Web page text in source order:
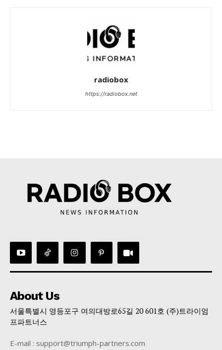
radiobox
https://radiobox.net
About Us
서울특별시 영등포구 여의대방로65길 20 601호 (주)트라이엄
프파트너스
E-mail : support@triumph-partners.com